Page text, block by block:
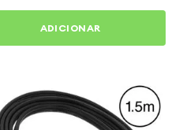
ADICIONAR